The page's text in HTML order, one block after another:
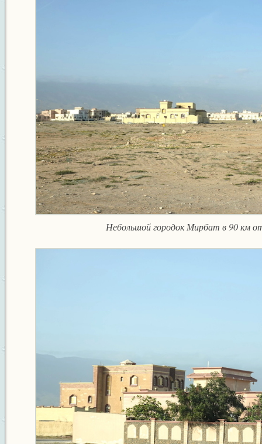
Небольшой городок Мирбат в 90 км